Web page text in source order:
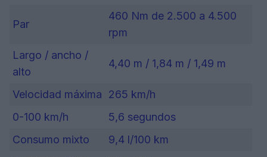
Par
460 Nm de 2.500 a 4.500
rpm
Largo / ancho /
alto
4,40 m / 1,84 m / 1,49 m
Velocidad máxima
265 km/h
0-100 km/h
5,6 segundos
Consumo mixto
9,4 l/100 km